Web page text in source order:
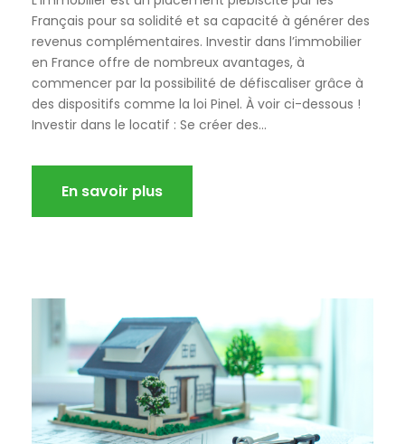
Français pour sa solidité et sa capacité à générer des
revenus complémentaires. Investir dans l’immobilier
en France offre de nombreux avantages, à
commencer par la possibilité de défiscaliser grâce à
des dispositifs comme la loi Pinel. À voir ci-dessous !
Investir dans le locatif : Se créer des...
En savoir plus